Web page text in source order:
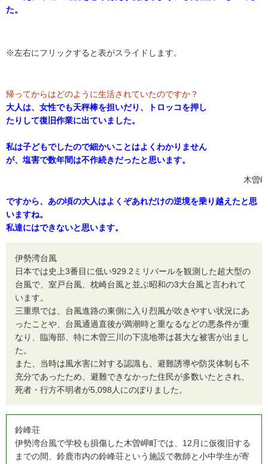
た。
※左右にフリックすると表がスライドします。
帰ってからはどのように生活されていたのですか？
大人は、女性でも天秤棒を担いだり、トロッコを押し
たりして復旧作業に出ていました。
私は子どもでしたので細かいことはよくわかりません
が、塩害で数年間は不作続きだったと思います。
木曽
ですから、 あの頃の大人はよくぞあれだけの逆境を乗り越えたと思
いますね。
私達にはできないと思います。
伊勢湾台風
日本では史上3番目に低い929.2ミリバールを観測した超大型の
台風で、室戸台風、枕崎台風と並ぶ昭和の3大台風と言われて
います。
三重県では、台風進路の東側に入り烈風が吹きやすい状況にあ
ったことや、台風通過直後が満潮時と重なるなどの悪条件が重
なり、臨海部、特に木曽三川の下流地帯は甚大な被害が出まし
た。
また、当時は風水害に対する認識も、避難誘導や防災体制も不
充分であったため、避難できなかった住民が多数いたとされ、
死者・行方不明者が5,098人にのぼりました。
鈴峰荘
伊勢湾台風で学校も損傷した木曽岬町では、12月に仮復旧する
までの間、鈴鹿市内の鈴峰荘という施設で教師と小中学生が寄